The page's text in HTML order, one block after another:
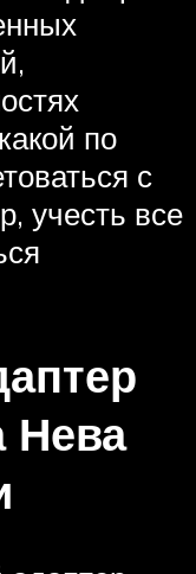
по
с
учесть все
Нева